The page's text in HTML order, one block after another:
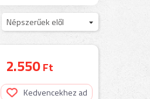
Népszerűek elől
2.550Ft
Kedvencekhez ad